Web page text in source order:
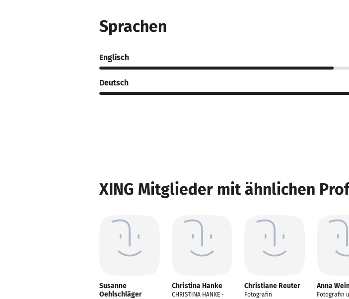
Sprachen
Englisch
Deutsch
XING Mitglieder mit ähnlichen
Susanne
Oehlschläger
Christina Hanke
CHRISTINA HANKE -
Christiane Reuter
Fotografin
Anna
Fotografin